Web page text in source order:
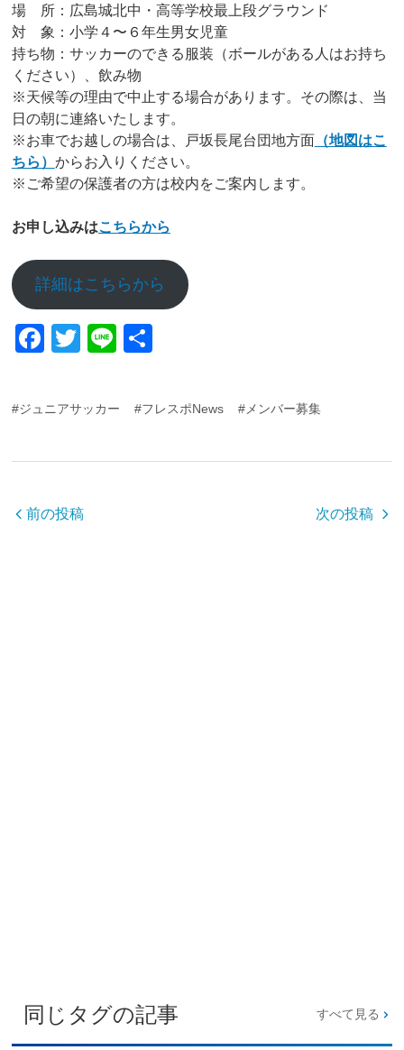
場 所：広島城北中・高等学校最上段グラウンド
対 象：小学４〜６年生男女児童
持ち物：サッカーのできる服装（ボールがある人はお持ち
ください）、飲み物
※天候等の理由で中止する場合があります。その際は、当
日の朝に連絡いたします。
※お車でお越しの場合は、戸坂長尾台団地方面（地図はこ
ちら） からお入りください。
※ご希望の保護者の方は校内をご案内します。
お申し込みはこちらから
詳細はこちらから
F
c
e
b
o
T
er
Li
#ジュニアサッカー #フレスポNews #メンバー募集
前の投稿 次の投稿
同じタグの記事 すべて見る